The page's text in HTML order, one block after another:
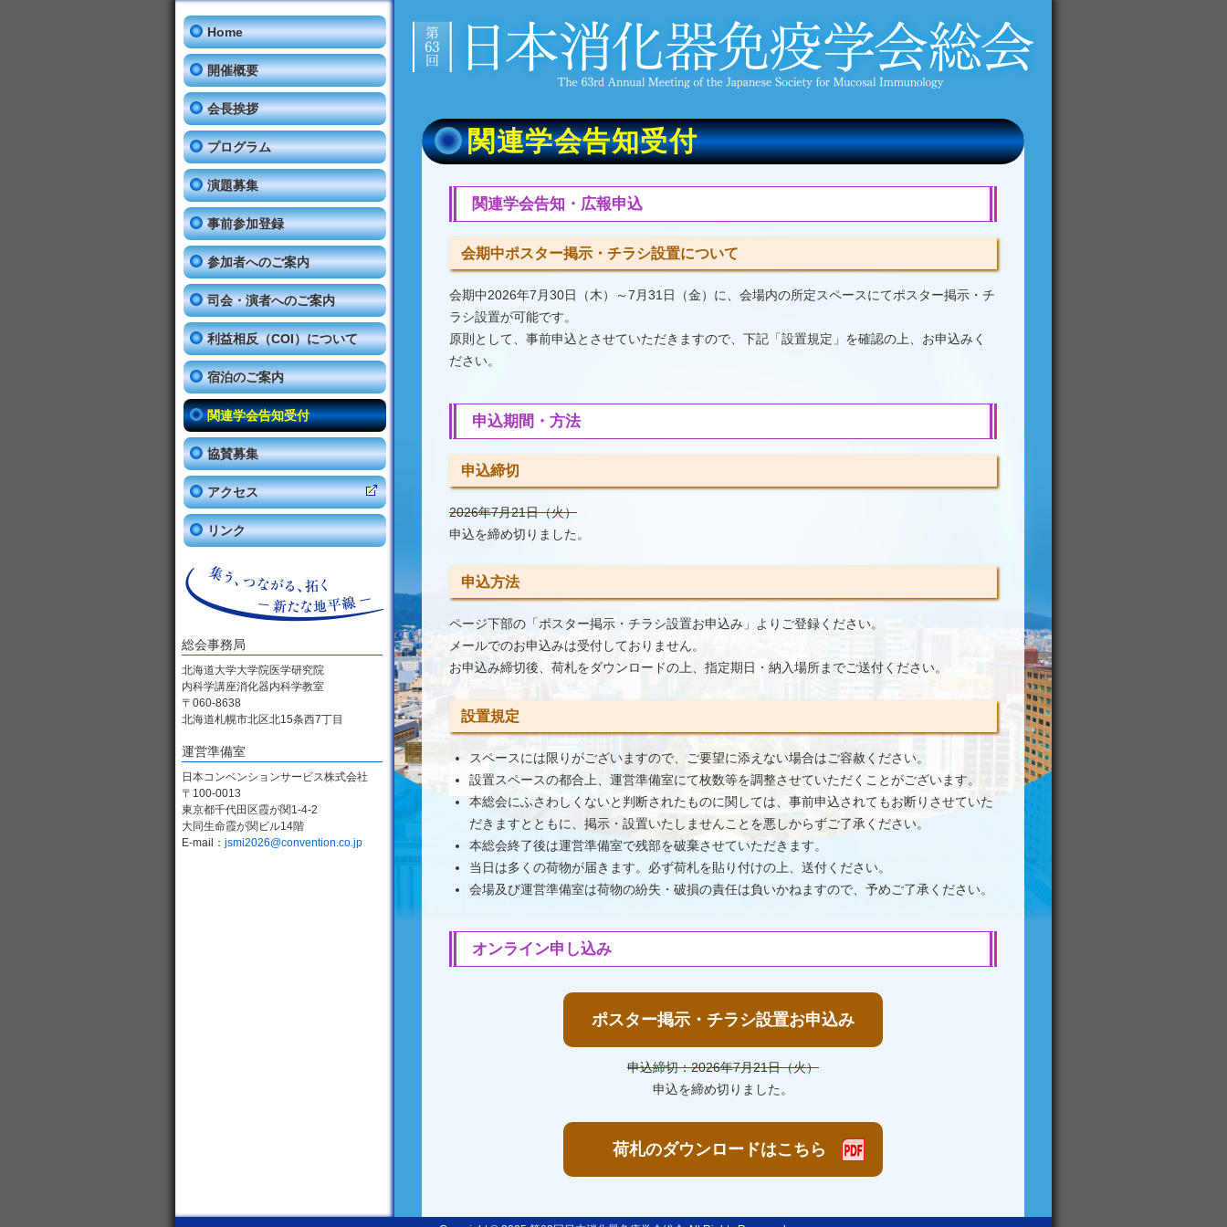
Home
開催概要
会長挨拶
プログラム
演題募集
事前参加登録
参加者へのご案内
司会・演者へのご案内
利益相反（COI）について
宿泊のご案内
関連学会告知受付
協賛募集
アクセス
リンク
関連学会告知受付
関連学会告知・広報申込
会期中ポスター掲示・チラシ設置について
会期中2026年7月30日（木）～7月31日（金）に、会場内の所定スペースにてポスター掲示・チ
ラシ設置が可能です。
原則として、事前申込とさせていただきますので、下記「設置規定」を確認の上、お申込みく
ださい。
申込期間・方法
申込締切
2026年7月21日（火）
申込を締め切りました。
申込方法
ページ下部の「ポスター掲示・チラシ設置お申込み」よりご登録ください。
メールでのお申込みは受付しておりません。
お申込み締切後、荷札をダウンロードの上、指定期日・納入場所までご送付ください。
設置規定
スペースには限りがございますので、ご要望に添えない場合はご容赦ください。
設置スペースの都合上、運営準備室にて枚数等を調整させていただくことがございます。
本総会にふさわしくないと判断されたものに関しては、事前申込されてもお断りさせていた
だきますとともに、掲示・設置いたしませんことを悪しからずご了承ください。
本総会終了後は運営準備室で残部を破棄させていただきます。
当日は多くの荷物が届きます。必ず荷札を貼り付けの上、送付ください。
会場及び運営準備室は荷物の紛失・破損の責任は負いかねますので、予めご了承ください。
オンライン申し込み
ポスター掲示・チラシ設置お申込み
申込締切：2026年7月21日（火）
申込を締め切りました。
荷札のダウンロードはこちら
総会事務局
北海道大学大学院医学研究院
内科学講座消化器内科学教室
〒060-8638
北海道札幌市北区北15条西7丁目
運営準備室
日本コンベンションサービス株式会社
〒100-0013
東京都千代田区霞が関1-4-2
大同生命霞が関ビル14階
E-mail： jsmi2026@convention.co.jp